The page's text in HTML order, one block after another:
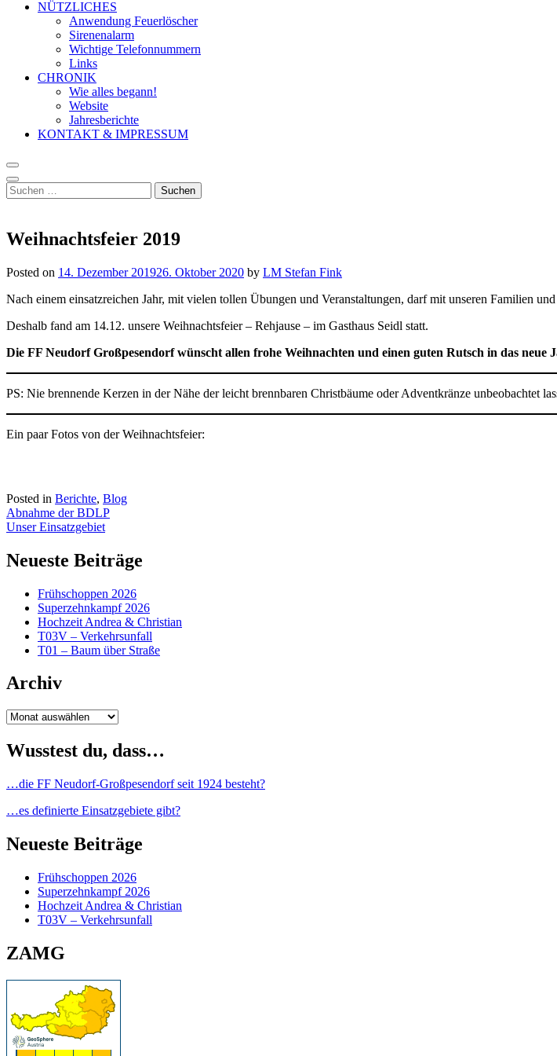
NÜTZLICHES
Anwendung Feuerlöscher
Sirenenalarm
Wichtige Telefonnummern
Links
CHRONIK
Wie alles begann!
Website
Jahresberichte
KONTAKT & IMPRESSUM
Suchen
nach:
Weihnachtsfeier 2019
Posted on 14. Dezember 201926. Oktober 2020 by LM Stefan Fink
Nach einem einsatzreichen Jahr, mit vielen tollen Übungen und Veranstaltungen, darf mit unseren Familien
Deshalb fand am 14.12. unsere Weihnachtsfeier – Rehjause – im Gasthaus Seidl statt.
Die FF Neudorf Großpesendorf wünscht allen frohe Weihnachten und einen guten Rutsch in das neue
PS: Nie brennende Kerzen in der Nähe der leicht brennbaren Christbäume oder Adventkränze unbeobachtet
Ein paar Fotos von der Weihnachtsfeier:
Posted in Berichte, Blog
Beitragsnavigation
Abnahme der BDLP
Unser Einsatzgebiet
Neueste Beiträge
Frühschoppen 2026
Superzehnkampf 2026
Hochzeit Andrea & Christian
T03V – Verkehrsunfall
T01 – Baum über Straße
Archiv
Archiv
Wusstest du, dass…
…die FF Neudorf-Großpesendorf seit 1924 besteht?
…es definierte Einsatzgebiete gibt?
Neueste Beiträge
Frühschoppen 2026
Superzehnkampf 2026
Hochzeit Andrea & Christian
T03V – Verkehrsunfall
ZAMG